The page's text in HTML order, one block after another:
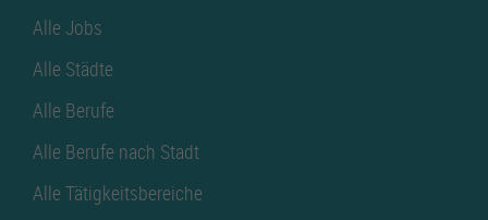
Alle Jobs
Alle Städte
Alle Berufe
Alle Berufe nach Stadt
Alle Tätigkeitsbereiche